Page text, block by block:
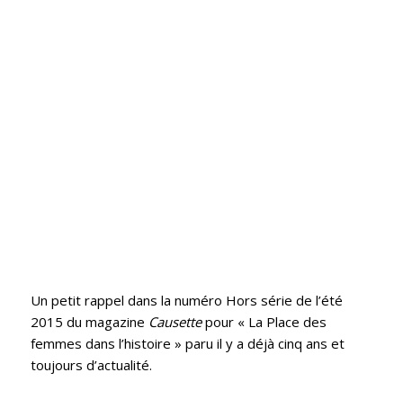
Un petit rappel dans la numéro Hors série de l’été
2015 du magazine Causettepour « La Place des
femmes dans l’histoire » paru il y a déjà cinq ans et
toujours d’actualité.